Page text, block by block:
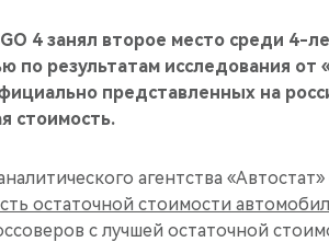
4 занял второе место среди 4-
по результатам исследования
представленных на
стоимость.
агентства
остаточной стоимости
с лучшей остаточной